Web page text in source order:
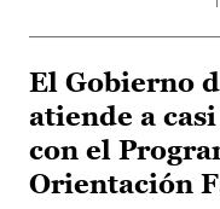
El Gobierno
atiende a
con el
Orientación